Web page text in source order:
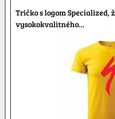
Tričko s logom Specialized,
vysokokvalitného...